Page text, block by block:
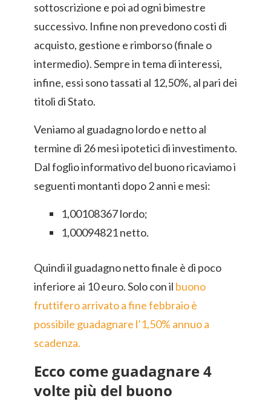
sottoscrizione e poi ad ogni bimestre
successivo. Infine non prevedono costi di
acquisto, gestione e rimborso (finale o
intermedio). Sempre in tema di interessi,
infine, essi sono tassati al 12,50%, al pari dei
titoli di Stato.
Veniamo al guadagno lordo e netto al
termine di 26 mesi ipotetici di investimento.
Dal foglio informativo del buono ricaviamo i
seguenti montanti dopo 2 anni e mesi:
1,00108367 lordo;
1,00094821 netto.
Quindi il guadagno netto finale è di poco
inferiore ai 10 euro. Solo con il buono
fruttifero arrivato a fine febbraio è
possibile guadagnare l’1,50% annuo a
scadenza.
Ecco come guadagnare 4
volte più del buono